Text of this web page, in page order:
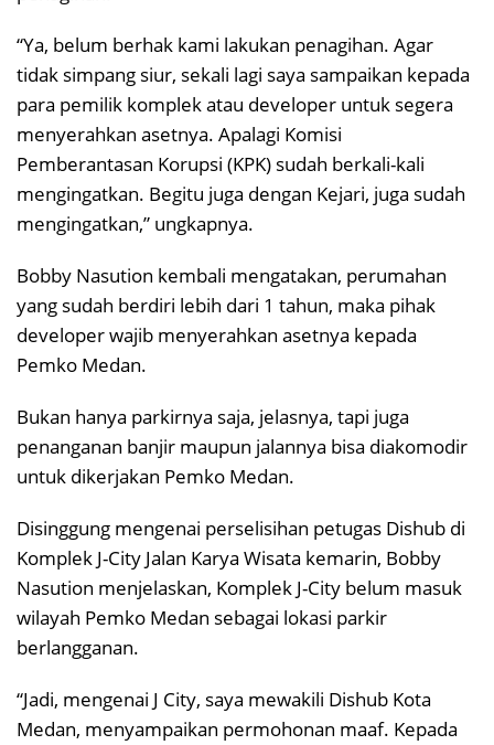
“Ya, belum berhak kami lakukan penagihan. Agar
tidak simpang siur, sekali lagi saya sampaikan kepada
para pemilik komplek atau developer untuk segera
menyerahkan asetnya. Apalagi Komisi
Pemberantasan Korupsi (KPK) sudah berkali-kali
mengingatkan. Begitu juga dengan Kejari, juga sudah
mengingatkan,” ungkapnya.
Bobby Nasution kembali mengatakan, perumahan
yang sudah berdiri lebih dari 1 tahun, maka pihak
developer wajib menyerahkan asetnya kepada
Pemko Medan.
Bukan hanya parkirnya saja, jelasnya, tapi juga
penanganan banjir maupun jalannya bisa diakomodir
untuk dikerjakan Pemko Medan.
Disinggung mengenai perselisihan petugas Dishub di
Komplek J-City Jalan Karya Wisata kemarin, Bobby
Nasution menjelaskan, Komplek J-City belum masuk
wilayah Pemko Medan sebagai lokasi parkir
berlangganan.
“Jadi, mengenai J City, saya mewakili Dishub Kota
Medan, menyampaikan permohonan maaf. Kepada